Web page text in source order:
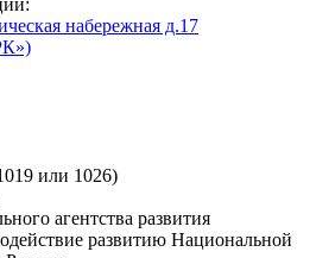
набережная д.17
или 1026)
агентства развития
развитию Национальной